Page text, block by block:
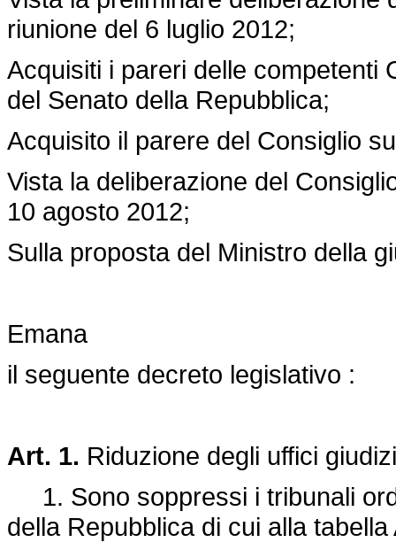
riunione del 6 luglio 2012;
Acquisiti i pareri delle competenti
del Senato della Repubblica;
Acquisito il parere del Consiglio
Vista la deliberazione del
10 agosto 2012;
Sulla proposta del Ministro della
Emana
il seguente decreto legislativo :
Art. 1. Riduzione degli uffici
1. Sono soppressi i tribunali
della Repubblica di cui alla